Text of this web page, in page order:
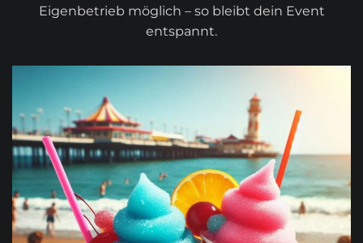
Eigenbetrieb möglich – so bleibt dein Event
entspannt.